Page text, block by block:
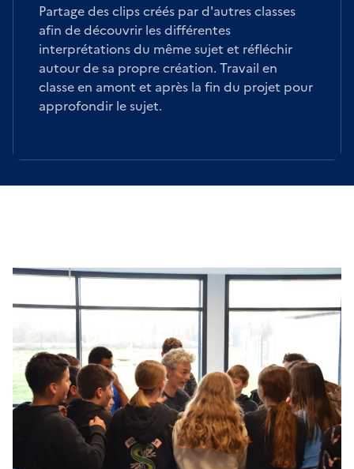
Partage des clips créés par d'autres classes
afin de découvrir les différentes
interprétations du même sujet et réfléchir
autour de sa propre création. Travail en
classe en amont et après la fin du projet pour
approfondir le sujet.